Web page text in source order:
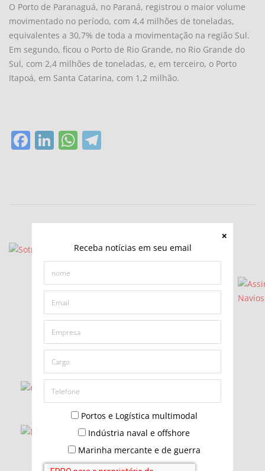
Receba notícias em seu email
Portos e Logística multimodal
Indústria naval e offshore
Marinha mercante e de guerra
O Porto de Paranaguá, no Paraná, registrou o maior volume
movimentado no período, com 4,4 milhões de toneladas,
equivalentes a 30,7% de toda a movimentação na região Sul.
Em segundo, ficou o Porto de Rio Grande, no Rio Grande do
Sul, com 2,4 milhões de toneladas, e, em terceiro, o Porto
Itapoá, em Santa Catarina, com 1,2 milhão.
Facebook
LinkedIn
WhatsApp